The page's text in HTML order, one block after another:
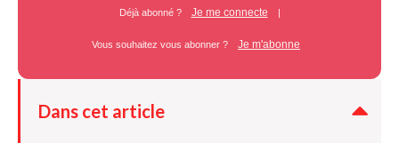
Déjà abonné ? Je me connecte |
Vous souhaitez vous abonner ? Je m'abonne
Dans cet article